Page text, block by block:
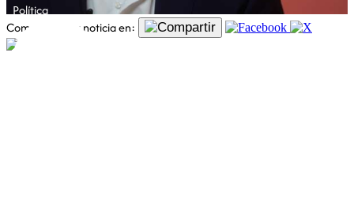
Comparte esta noticia en:
Política